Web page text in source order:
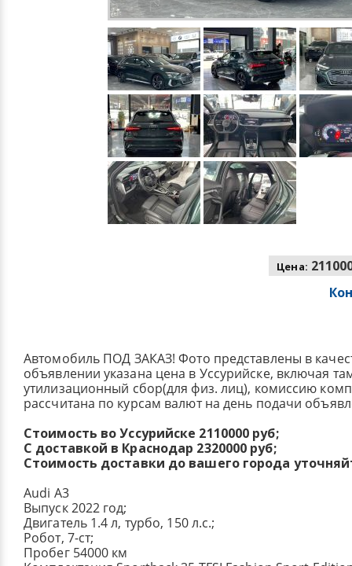
Цена:
Автомобиль ПОД ЗАКАЗ! Фото представлены в
объявлении указана цена в Уссурийске, включая
утилизационный сбор(для физ. лиц), комиссию
рассчитана по курсам валют на день подачи
Стоимость во Уссурийске 2110000 руб;
С доставкой в Краснодар 2320000 руб;
Стоимость доставки до вашего города
Audi A3
Выпуск 2022 год;
Двигатель 1.4 л, турбо, 150 л.с.;
Робот, 7-ст;
Пробег 54000 км